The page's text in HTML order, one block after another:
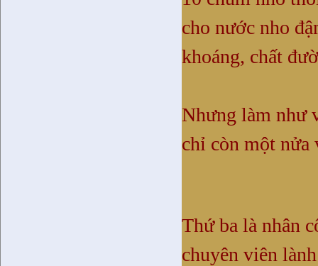
cho nước nho
khoáng, chất
Nhưng làm như
chỉ còn một nửa
Thứ ba là nhân
chuyên viên